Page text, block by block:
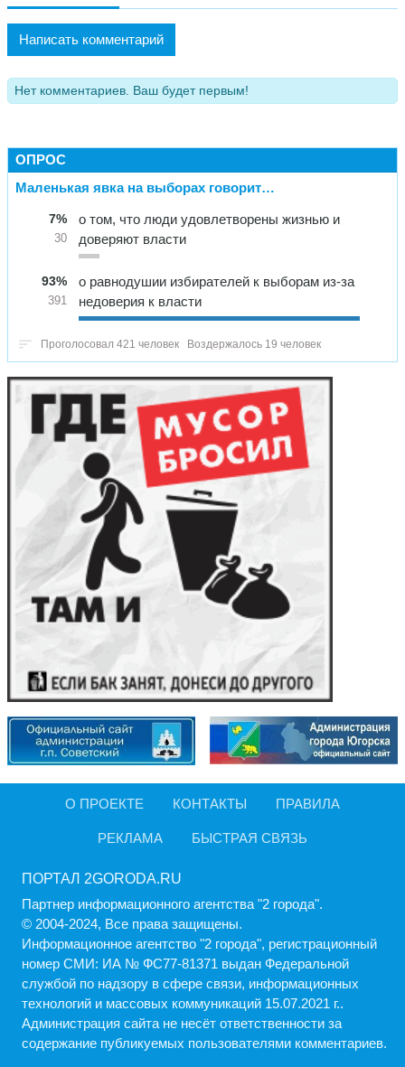
Написать комментарий
Нет комментариев. Ваш будет первым!
ОПРОС
Маленькая явка на выборах говорит…
7%
30
о том, что люди удовлетворены жизнью и
доверяют власти
93%
391
о равнодушии избирателей к выборам из-за
недоверия к власти
Проголосовал 421 человек Воздержалось 19 человек
О ПРОЕКТЕ КОНТАКТЫ ПРАВИЛА
РЕКЛАМА БЫСТРАЯ СВЯЗЬ
ПОРТАЛ 2GORODA.RU
Партнер информационного агентства "2 города".
© 2004-2024, Все права защищены.
Информационное агентство "2 города", регистрационный
номер СМИ: ИА № ФС77-81371 выдан Федеральной
службой по надзору в сфере связи, информационных
технологий и массовых коммуникаций 15.07.2021 г..
Администрация cайта не несёт ответственности за
содержание публикуемых пользователями комментариев.